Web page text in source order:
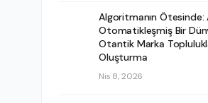
Algoritmanın Ötesinde:
Otomatikleşmiş Bir
Otantik Marka
Oluşturma
Nis 8, 2026